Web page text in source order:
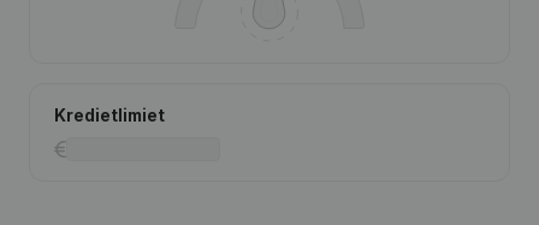
Kredietlimiet